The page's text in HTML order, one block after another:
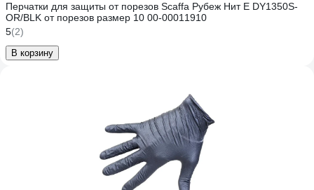
Перчатки для защиты от порезов Scaffa Рубеж Нит Е DY1350S-
OR/BLK от порезов размер 10 00-00011910
5(2)
В корзину